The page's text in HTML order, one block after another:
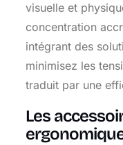
visuelle et
concentration
intégrant des
minimisez les
traduit par une
Les